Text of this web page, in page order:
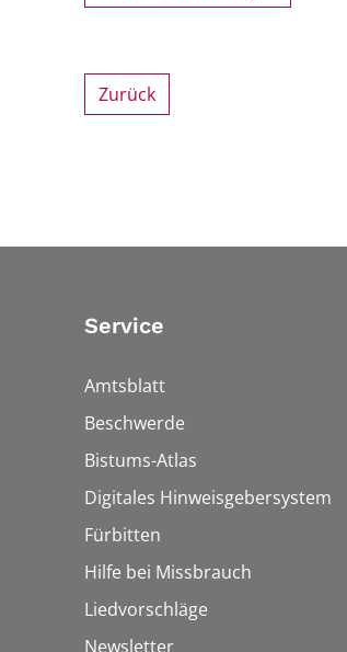
Zurück
Service
Amtsblatt
Beschwerde
Bistums-Atlas
Digitales Hinweisgebersystem
Fürbitten
Hilfe bei Missbrauch
Liedvorschläge
Newsletter